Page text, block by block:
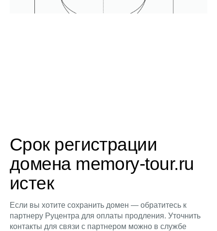
Срок регистрации
домена memory-tour.ru
истек
Если вы хотите сохранить домен — обратитесь к
партнеру Руцентра для оплаты продления. Уточнить
контакты для связи с партнером можно в службе